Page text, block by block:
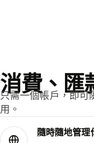
消費、匯
只需一個帳戶，即
用。
隨時隨地管理